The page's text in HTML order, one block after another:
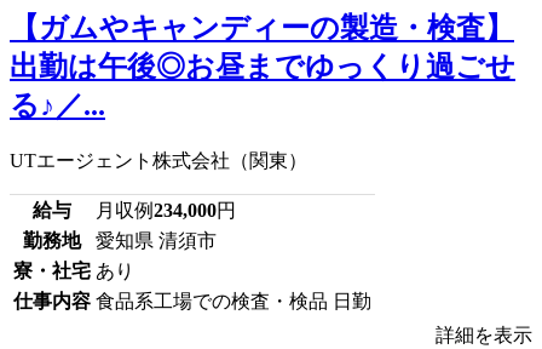
【ガムやキャンディーの製造・検査】
出勤は午後◎お昼までゆっくり過ごせ
る♪／...
UTエージェント株式会社（関東）
給与 月収例234,000円
勤務地
愛知県 清須市
寮・社宅 あり
仕事内容 食品系工場での検査・検品 日勤
詳細を表示